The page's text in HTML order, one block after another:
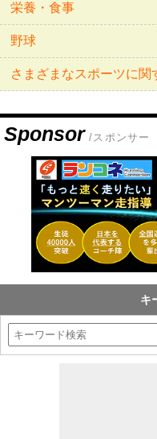
栄養・食事
野球
さまざまなスポーツに
Sponsor /スポンサー
キ